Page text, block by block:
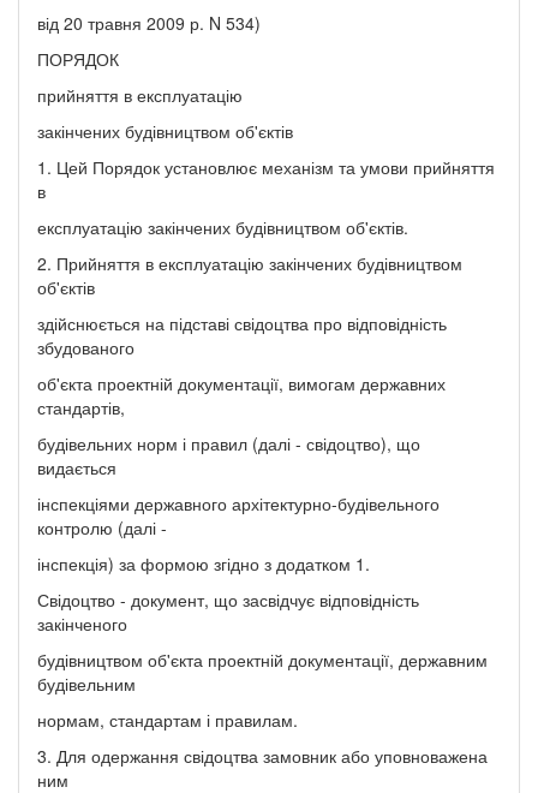
від 20 травня 2009 р. N 534)
ПОРЯДОК
прийняття в експлуатацію
закінчених будівництвом об'єктів
1. Цей Порядок установлює механізм та умови прийняття
в
експлуатацію закінчених будівництвом об'єктів.
2. Прийняття в експлуатацію закінчених будівництвом
об'єктів
здійснюється на підставі свідоцтва про відповідність
збудованого
об'єкта проектній документації, вимогам державних
стандартів,
будівельних норм і правил (далі - свідоцтво), що
видається
інспекціями державного архітектурно-будівельного
контролю (далі -
інспекція) за формою згідно з додатком 1.
Свідоцтво - документ, що засвідчує відповідність
закінченого
будівництвом об'єкта проектній документації, державним
будівельним
нормам, стандартам і правилам.
3. Для одержання свідоцтва замовник або уповноважена
ним